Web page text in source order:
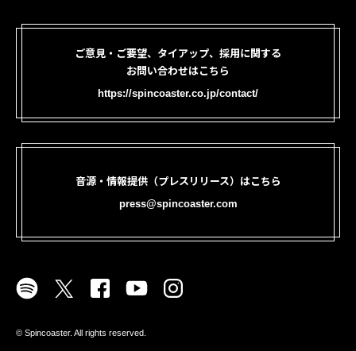
ご意見・ご要望、タイアップ、採用に関する
お問い合わせはこちら
https://spincoaster.co.jp/contact/
音源・情報提供（プレスリリース）はこちら
press@spincoaster.com
©︎ Spincoaster. All rights reserved.